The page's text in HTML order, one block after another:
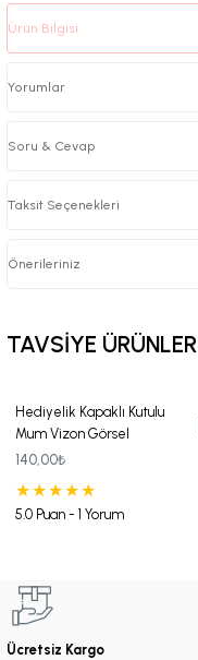
Ürün Bilgisi
Yorumlar
Soru & Cevap
Taksit Seçenekleri
Önerileriniz
TAVSİYE ÜRÜNLER
Hediyelik Kapaklı Kutulu
Mum Vizon Görsel
140,00₺
5.0 Puan - 1 Yorum
Ücretsiz Kargo